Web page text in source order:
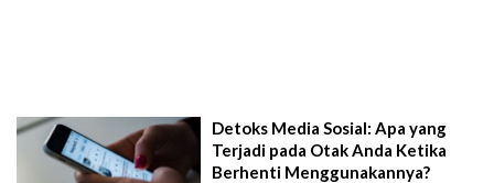
Detoks Media Sosial: Apa yang
Terjadi pada Otak Anda Ketika
Berhenti Menggunakannya?